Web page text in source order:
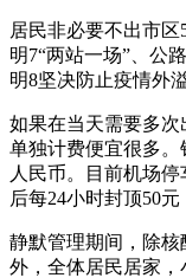
居民非必要不出市
明7“两站一场”、公
明8坚决防止疫情外溢
如果在当天需要多
单独计费便宜很多
人民币。目前机场
后每24小时封顶50
静默管理期间，除
外，全体居民居家